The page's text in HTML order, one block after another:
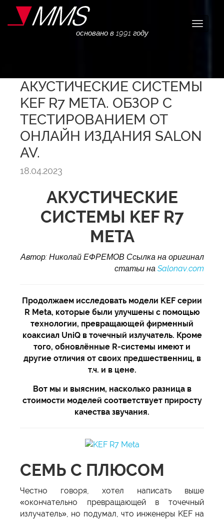
основано в 1991 году
АКУСТИЧЕСКИЕ СИСТЕМЫ
KEF R7 META. ОБЗОР С
ТЕСТИРОВАНИЕМ ОТ
ОНЛАЙН ИЗДАНИЯ SALON
AV.
18.04.2023
АКУСТИЧЕСКИЕ
СИСТЕМЫ KEF R7
META
Автор: Николай ЕФРЕМОВ Ссылка на оригинал
статьи на Salonav.com
Продолжаем исследовать модели KEF серии
R Meta, которые были улучшены с помощью
технологии, превращающей фирменный
коаксиал UniQ в точечный излучатель. Кроме
того, обновлённые R-системы имеют и
другие отличия от своих предшественниц, в
т.ч. и в цене.
Вот мы и выясним, насколько разница в
стоимости моделей соответствует приросту
качества звучания.
СЕМЬ С ПЛЮСОМ
Честно говоря, хотел написать выше
«окончательно превращающей в точечный
излучатель», но подумал, что инженеры KEF на